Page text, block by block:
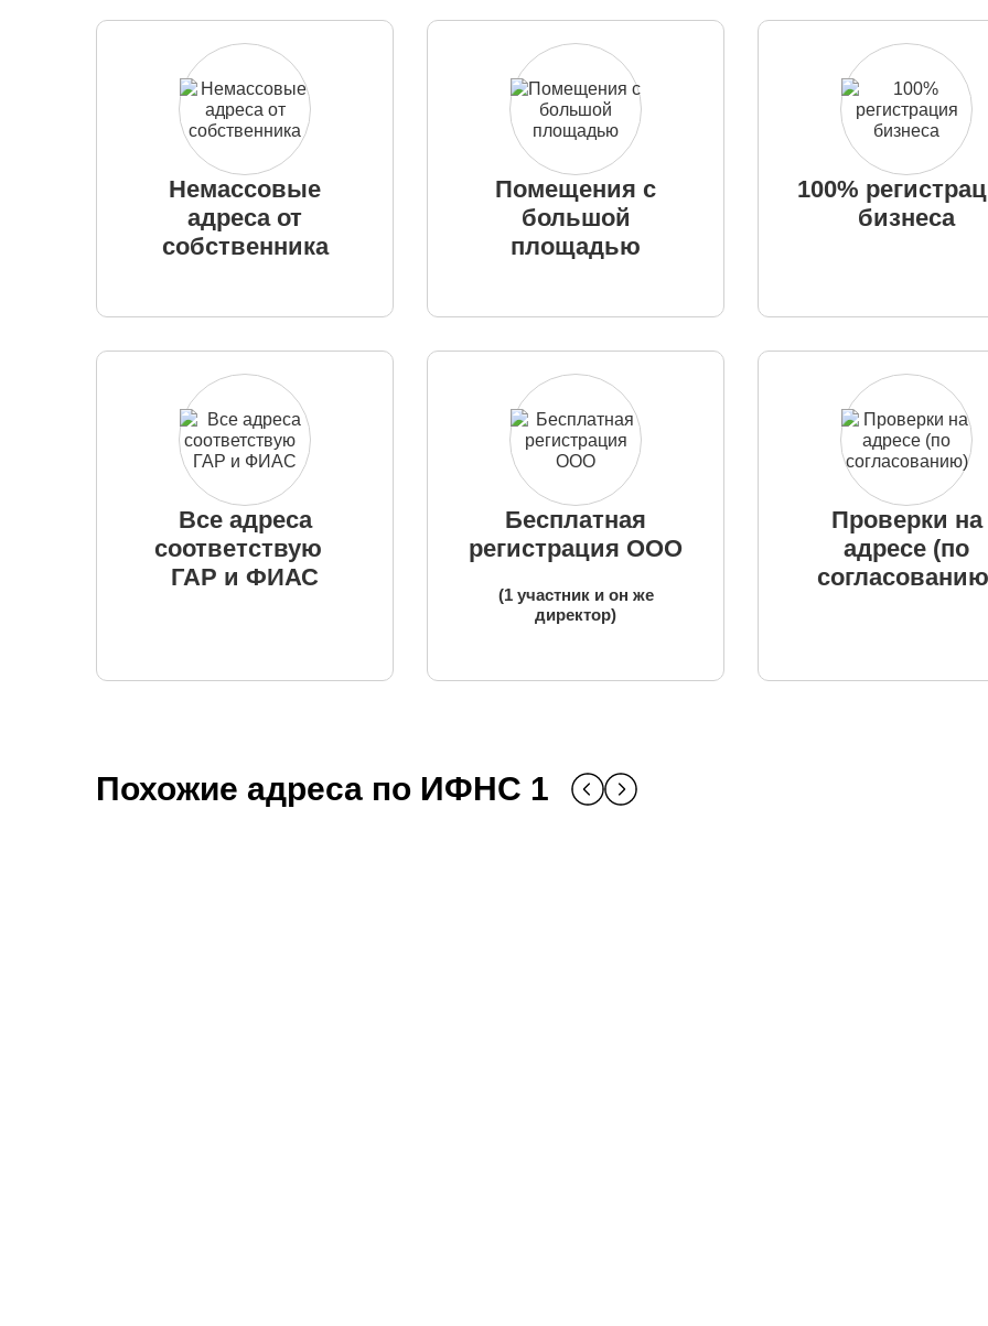
Немассовые
адреса от
собственника
Помещения с
большой
площадью
100%
бизнеса
Все адреса
соответствую
ГАР и ФИАС
Бесплатная
регистрация ООО
(1 участник и он же
директор)
Проверки на
адресе (по
Похожие адреса по ИФНС 1